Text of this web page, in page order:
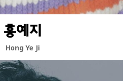
홍예지
Hong Ye Ji